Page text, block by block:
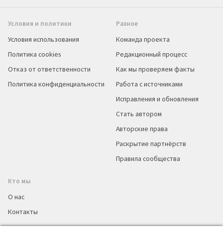
Условия и политики
Условия использования
Политика cookies
Отказ от ответственности
Политика конфиденциальности
Разное
Команда проекта
Редакционный процесс
Как мы проверяем факты
Работа с источниками
Исправления и обновления
Стать автором
Авторские права
Раскрытие партнёрств
Правила сообщества
Кто мы
О нас
Контакты